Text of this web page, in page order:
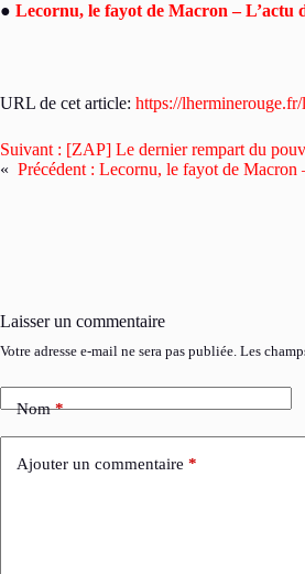
● Lecornu, le fayot de Macron – L’actu
URL de cet article: https://
Suivant : [ZAP] Le dernier rempart du
« Précédent : Lecornu, le fayot de Macron
Laisser un commentaire
Votre adresse e-mail ne sera pas publiée. Les
Nom*
Ajouter un commentaire *